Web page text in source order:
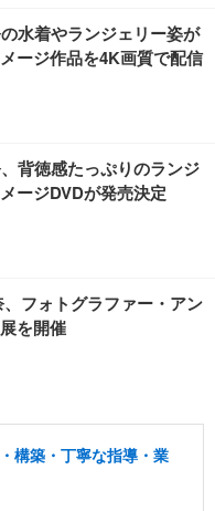
水着やランジェリー姿が
ージ作品を4K画質で配信
背徳感たっぷりのランジ
ージDVDが発売決定
フォトグラファー・アン
を開催
構築・丁寧な指導・業